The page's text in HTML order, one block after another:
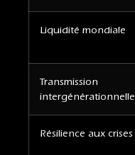
Liquidité mondiale
Transmission
intergénérationnelle
Résilience aux crises